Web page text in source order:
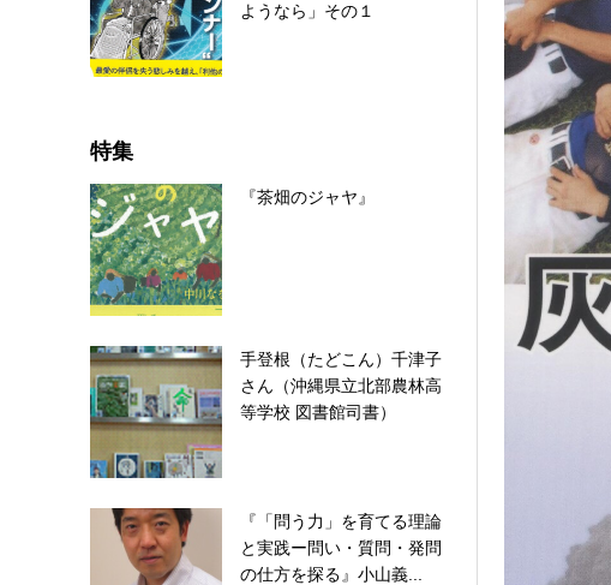
ようなら」その１
特集
『茶畑のジャヤ』
手登根（たどこん）千津子
さん（沖縄県立北部農林高
等学校 図書館司書）
『「問う力」を育てる理論
と実践ー問い・質問・発問
の仕方を探る』小山義...